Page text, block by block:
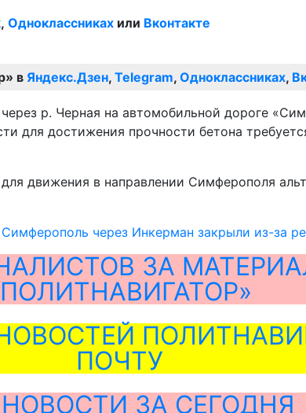
, Одноклассниках или Вконтакте
в Яндекс.Дзен, Telegram, Одноклассниках,
р. Черная на автомобильной дороге
достижения прочности бетона
движения в направлении Симферополя
через Инкерман закрыли из-за
ЗА
ПОЧТУ
ЗА СЕГОДНЯ